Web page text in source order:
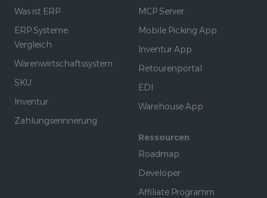
Was ist ERP
ERP Systeme
Vergleich
Warenwirtschaftssystem
SKU
Inventur
Zahlungserinnerung
MCP Server
Mobile Picking App
Inventur App
Retourenportal
EDI
Warehouse App
Ressourcen
Roadmap
Developer
Affiliate Programm